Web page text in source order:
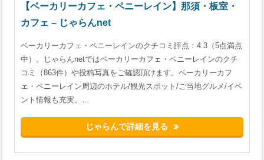
【ベーカリーカフェ・ペニーレイン】那須・板室・
カフェ – じゃらんnet
ベーカリーカフェ・ペニーレインのクチコミ評点：4.3（5点満点
中）。じゃらんnetではベーカリーカフェ・ペニーレインのクチ
コミ（863件）や投稿写真をご確認頂けます。ベーカリーカフ
ェ・ペニーレイン周辺のホテル/観光スポット/ご当地グルメ/イベ
ント情報も充実。…
じゃらんで詳細を見る